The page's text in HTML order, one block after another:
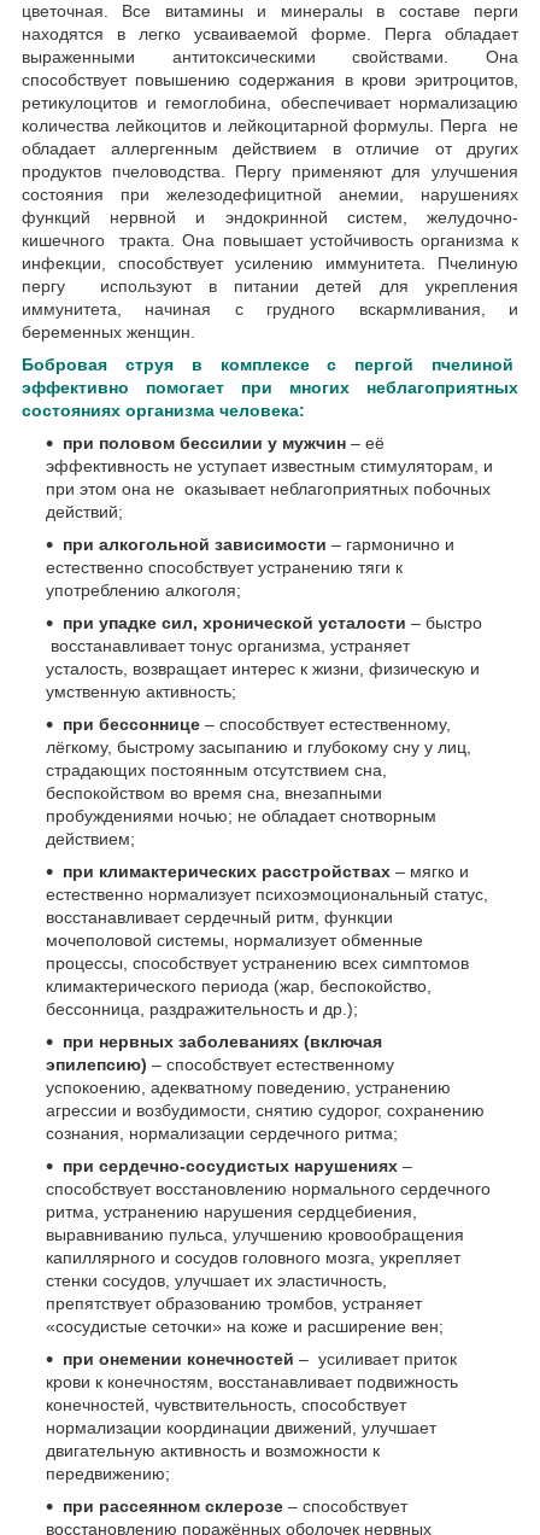
цветочная. Все витамины и минералы в составе перги
находятся в легко усваиваемой форме. Перга обладает
выраженными антитоксическими свойствами. Она
способствует повышению содержания в крови эритроцитов,
ретикулоцитов и гемоглобина, обеспечивает нормализацию
количества лейкоцитов и лейкоцитарной формулы. Перга не
обладает аллергенным действием в отличие от других
продуктов пчеловодства. Пергу применяют для улучшения
состояния при железодефицитной анемии, нарушениях
функций нервной и эндокринной систем, желудочно-
кишечного тракта. Она повышает устойчивость организма к
инфекции, способствует усилению иммунитета. Пчелиную
пергу используют в питании детей для укрепления
иммунитета, начиная с грудного вскармливания, и
беременных женщин.
Бобровая струя в комплексе с пергой пчелиной
эффективно помогает при многих неблагоприятных
состояниях организма человека:
при половом бессилии у мужчин – её
эффективность не уступает известным стимуляторам, и
при этом она не оказывает неблагоприятных побочных
действий;
при алкогольной зависимости – гармонично и
естественно способствует устранению тяги к
употреблению алкоголя;
при упадке сил, хронической усталости – быстро
восстанавливает тонус организма, устраняет
усталость, возвращает интерес к жизни, физическую и
умственную активность;
при бессоннице – способствует естественному,
лёгкому, быстрому засыпанию и глубокому сну у лиц,
страдающих постоянным отсутствием сна,
беспокойством во время сна, внезапными
пробуждениями ночью; не обладает снотворным
действием;
при климактерических расстройствах – мягко и
естественно нормализует психоэмоциональный статус,
восстанавливает сердечный ритм, функции
мочеполовой системы, нормализует обменные
процессы, способствует устранению всех симптомов
климактерического периода (жар, беспокойство,
бессонница, раздражительность и др.);
при нервных заболеваниях (включая
эпилепсию) – способствует естественному
успокоению, адекватному поведению, устранению
агрессии и возбудимости, снятию судорог, сохранению
сознания, нормализации сердечного ритма;
при сердечно-сосудистых нарушениях –
способствует восстановлению нормального сердечного
ритма, устранению нарушения сердцебиения,
выравниванию пульса, улучшению кровообращения
капиллярного и сосудов головного мозга, укрепляет
стенки сосудов, улучшает их эластичность,
препятствует образованию тромбов, устраняет
«сосудистые сеточки» на коже и расширение вен;
при онемении конечностей – усиливает приток
крови к конечностям, восстанавливает подвижность
конечностей, чувствительность, способствует
нормализации координации движений, улучшает
двигательную активность и возможности к
передвижению;
при рассеянном склерозе – способствует
восстановлению поражённых оболочек нервных